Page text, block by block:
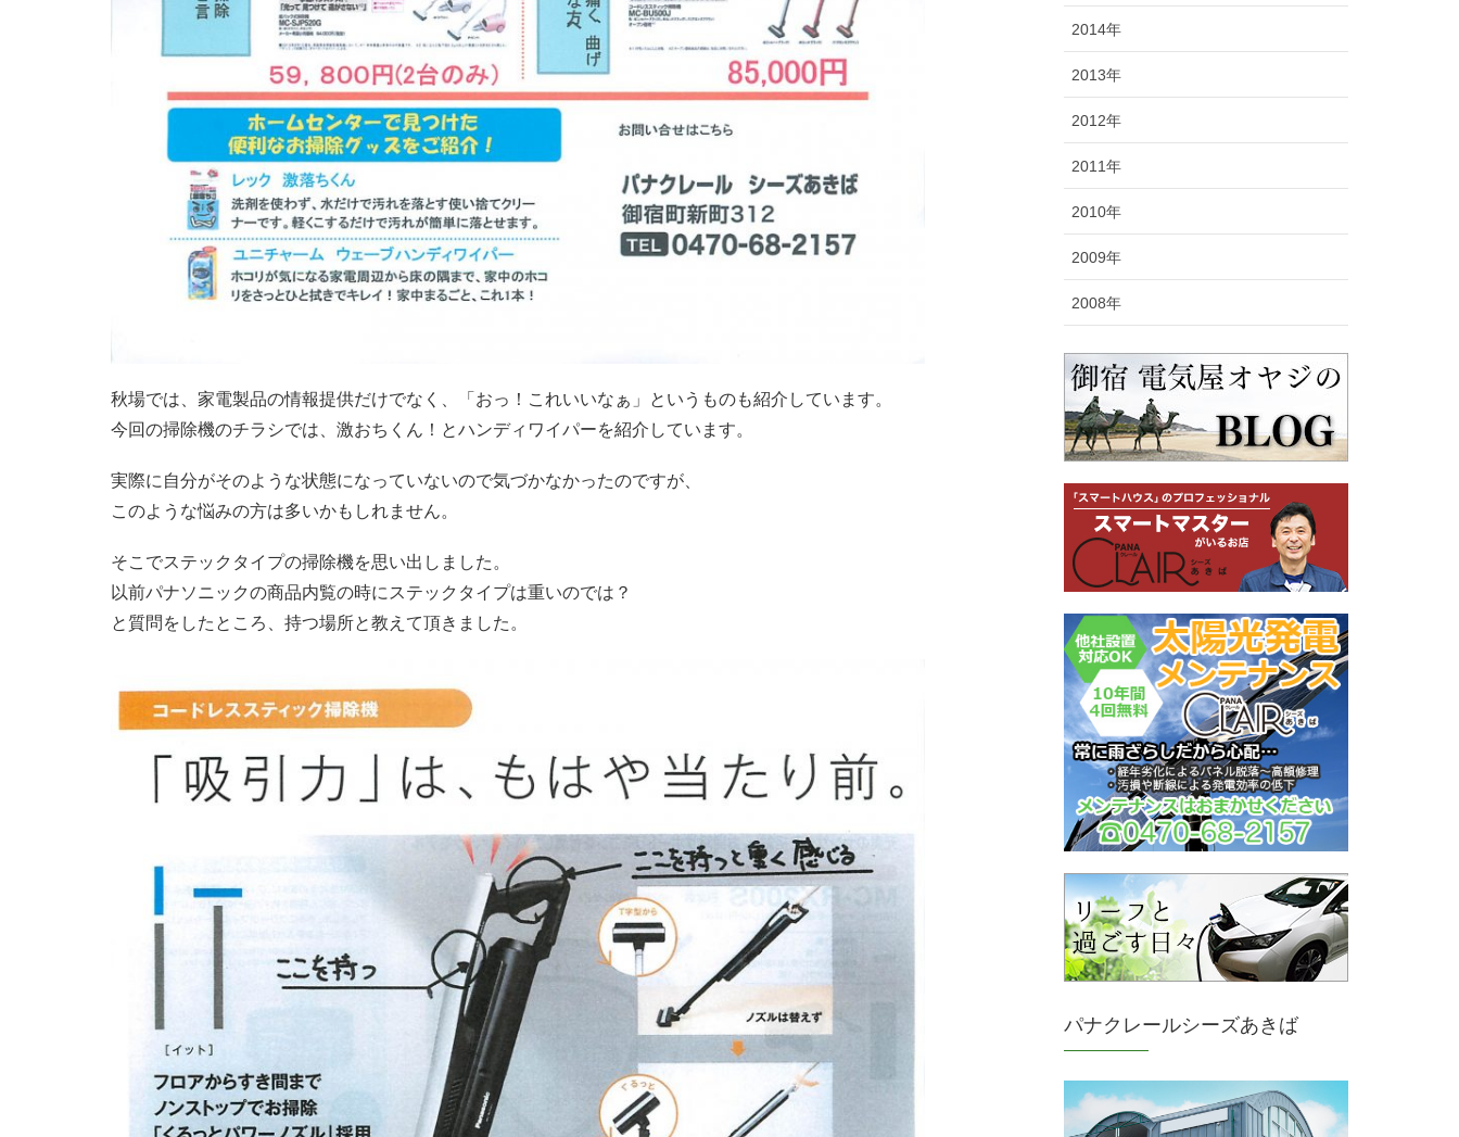
秋場では、家電製品の情報提供だけでなく、「おっ！これいいなぁ」というものも紹介しています。
今回の掃除機のチラシでは、激おちくん！とハンディワイパーを紹介しています。
実際に自分がそのような状態になっていないので気づかなかったのですが、
このような悩みの方は多いかもしれません。
そこでステックタイプの掃除機を思い出しました。
以前パナソニックの商品内覧の時にステックタイプは重いのでは？
と質問をしたところ、持つ場所と教えて頂きました。
2014年
2013年
2012年
2011年
2010年
2009年
2008年
パナクレールシーズあきば